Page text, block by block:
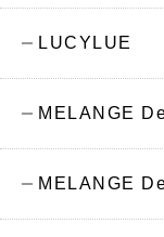
LUCYLUE
MELANGE
MELANGE